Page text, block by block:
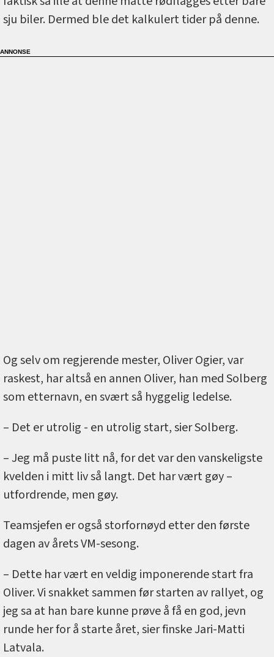
sju biler. Dermed ble det kalkulert tider på denne.
Og selv om regjerende mester, Oliver Ogier, var
raskest, har altså en annen Oliver, han med Solberg
som etternavn, en svært så hyggelig ledelse.
– Det er utrolig - en utrolig start, sier Solberg.
– Jeg må puste litt nå, for det var den vanskeligste
kvelden i mitt liv så langt. Det har vært gøy –
utfordrende, men gøy.
Teamsjefen er også storfornøyd etter den første
dagen av årets VM-sesong.
– Dette har vært en veldig imponerende start fra
Oliver. Vi snakket sammen før starten av rallyet, og
jeg sa at han bare kunne prøve å få en god, jevn
runde her for å starte året, sier finske Jari-Matti
Latvala.